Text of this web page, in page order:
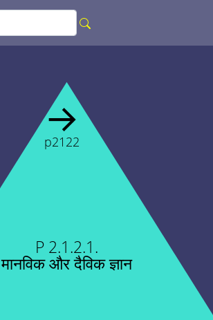
P 2.1.2.1.
मानविक और दैविक ज्ञान
→
p2122